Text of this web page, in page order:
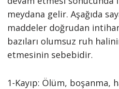
meydana gelir. Aşağıda
maddeler doğrudan
bazıları olumsuz ruh
etmesinin sebebidir.
1-Kayıp: Ölüm, boşanma,